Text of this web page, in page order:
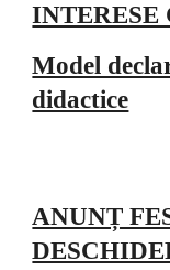
Model
didactice
ANUNȚ